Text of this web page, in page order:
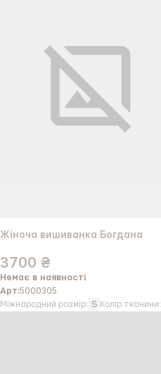
Жіноча вишиванка Богдана
3700 ₴
Немає в наявності
Арт:5000305
Міжнародний розмір: S Колір тканини: